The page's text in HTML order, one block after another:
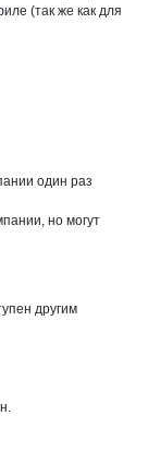
(так же как для
один раз
но могут
другим